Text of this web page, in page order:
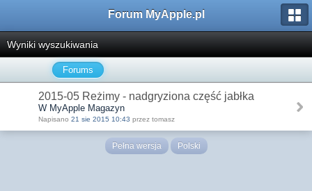
Forum MyApple.pl
Wyniki wyszukiwania
Forums
2015-05 Reżimy - nadgryziona część jabłka
W MyApple Magazyn
Napisano 21 sie 2015 10:43 przez tomasz
Pełna wersja Polski